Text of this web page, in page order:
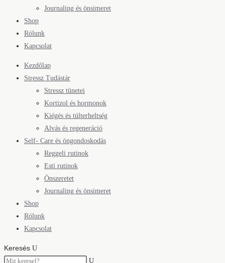
Journaling és önsimeret
Shop
Rólunk
Kapcsolat
Kezdőlap
Stressz Tudástár
Stressz tünetei
Kortizol és hormonok
Kiégés és túlterheltség
Alvás és regeneráció
Self- Care és öngondoskodás
Reggeli rutinok
Esti rutinok
Önszeretet
Journaling és önsimeret
Shop
Rólunk
Kapcsolat
Keresés